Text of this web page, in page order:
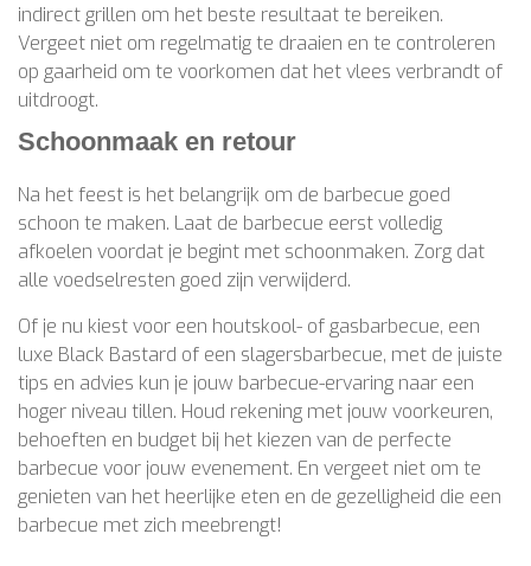
indirect grillen om het beste resultaat te bereiken.
Vergeet niet om regelmatig te draaien en te controleren
op gaarheid om te voorkomen dat het vlees verbrandt of
uitdroogt.
Schoonmaak en retour
Na het feest is het belangrijk om de barbecue goed
schoon te maken. Laat de barbecue eerst volledig
afkoelen voordat je begint met schoonmaken. Zorg dat
alle voedselresten goed zijn verwijderd.
Of je nu kiest voor een houtskool- of gasbarbecue, een
luxe Black Bastard of een slagersbarbecue, met de juiste
tips en advies kun je jouw barbecue-ervaring naar een
hoger niveau tillen. Houd rekening met jouw voorkeuren,
behoeften en budget bij het kiezen van de perfecte
barbecue voor jouw evenement. En vergeet niet om te
genieten van het heerlijke eten en de gezelligheid die een
barbecue met zich meebrengt!